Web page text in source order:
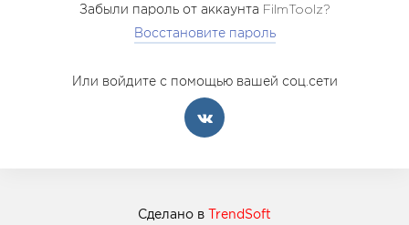
Забыли пароль от аккаунта FilmToolz?
Восстановите пароль
Или войдите с помощью вашей соц.сети
Сделано в TrendSoft